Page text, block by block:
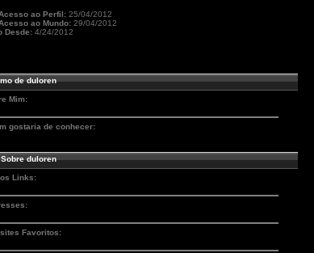
ao Perfil: 25/04/2012
ao Mundo: 29/04/2012
Desde: 4/24/2012
de duloren
Mim:
gostaria de conhecer:
duloren
Links:
Favoritos: